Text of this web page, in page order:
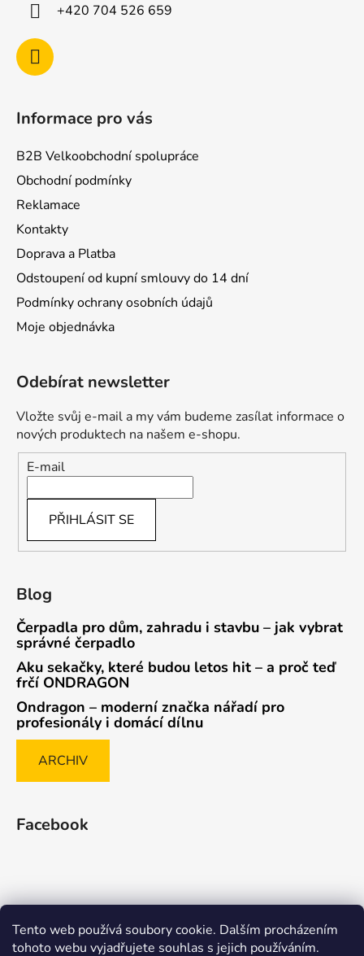
Tento web používá soubory cookie. Dalším procházením
tohoto webu vyjadřujete souhlas s jejich používáním.
+420 704 526 659
Informace pro vás
B2B Velkoobchodní spolupráce
Obchodní podmínky
Reklamace
Kontakty
Doprava a Platba
Odstoupení od kupní smlouvy do 14 dní
Podmínky ochrany osobních údajů
Moje objednávka
Odebírat newsletter
Vložte svůj e-mail a my vám budeme zasílat informace o
nových produktech na našem e-shopu.
E-mail
PŘIHLÁSIT SE
Blog
Čerpadla pro dům, zahradu i stavbu – jak vybrat
správné čerpadlo
Aku sekačky, které budou letos hit – a proč teď
frčí ONDRAGON
Ondragon – moderní značka nářadí pro
profesionály i domácí dílnu
ARCHIV
Facebook
Způsob ověřování recenzí